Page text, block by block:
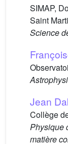
SIMAP,
Saint
Science
Jean
Collège
Physique
matière